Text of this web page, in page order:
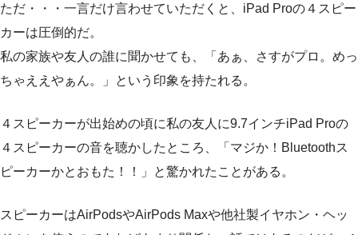
ただ・・・一言だけ言わせていただくと、iPad Proの４スピー
カーは圧倒的だ。
私の家族や友人の誰に聞かせても、「あぁ、さすがプロ。めっ
ちゃええやぁん。」という印象を持たれる。
４スピーカーが出始めの頃に私の友人に9.7インチiPad Proの
４スピーカーの音を聴かしたところ、「マジか！Bluetoothス
ピーカーかとおもた！！」と驚かれたことがある。
スピーカーはAirPodsやAirPods Maxや他社製イヤホン・ヘッ